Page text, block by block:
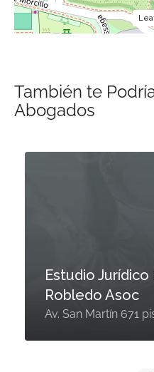
También te
Abogados
Estudio
Robledo Asoc
Av. San Martín 671